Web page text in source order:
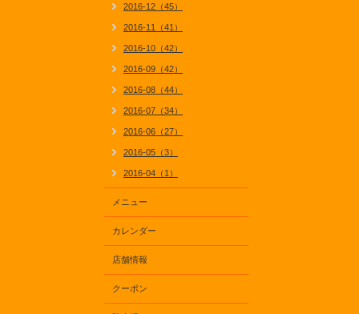
2016-12（45）
2016-11（41）
2016-10（42）
2016-09（42）
2016-08（44）
2016-07（34）
2016-06（27）
2016-05（3）
2016-04（1）
メニュー
カレンダー
店舗情報
クーポン